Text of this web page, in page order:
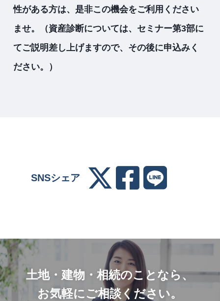
性がある方は、是非この機会をご利用ください
ませ。（資産診断については、セミナー第3部に
てご説明差し上げますので、その後に申込みく
ださい。）
SNSシェア
土地・建物・相続のことなら、
お気軽にご相談ください。